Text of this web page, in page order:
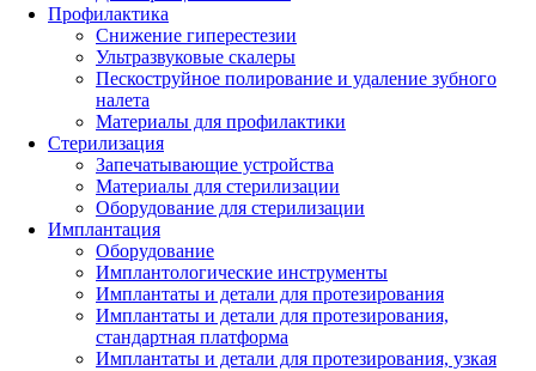
Профилактика
Снижение гиперестезии
Ультразвуковые скалеры
Пескоструйное полирование и удаление зубного
налета
Материалы для профилактики
Стерилизация
Запечатывающие устройства
Материалы для стерилизации
Оборудование для стерилизации
Имплантация
Оборудование
Имплантологические инструменты
Имплантаты и детали для протезирования
Имплантаты и детали для протезирования,
стандартная платформа
Имплантаты и детали для протезирования, узкая